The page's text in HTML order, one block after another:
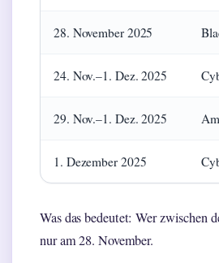
28. November 2025
24. Nov.–1. Dez. 2025
29. Nov.–1. Dez. 2025
1. Dezember 2025
Was das bedeutet: Wer zwischen
nur am 28. November.